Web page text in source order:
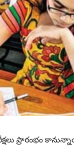
ప్రారంభం